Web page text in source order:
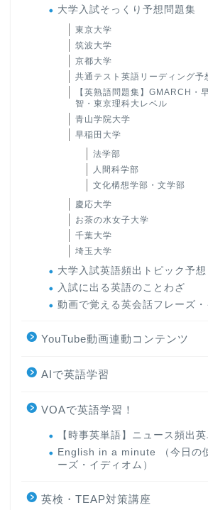
大学入試そっくり予想問題集
東京大学
筑波大学
京都大学
共通テスト英語リーディング予
【英熟語問題集】GMARCH・
智・東京理科大レベル
青山学院大学
早稲田大学
法学部
人間科学部
文化構想学部・文学部
慶応大学
お茶の水女子大学
千葉大学
埼玉大学
大学入試英語頻出トピック予想
入試に出る英語のことわざ
動画で覚える英会話フレーズ・
YouTube動画連動コンテンツ
AIで英語学習
VOAで英語学習！
【時事英単語】ニュース頻出
English in a minute （今日の
ーズ・イディオム）
英検・TEAP対策講座